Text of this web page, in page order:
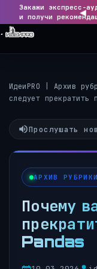
Закажи экспресс-
и получи
ИдеиPRO Архив
следует прекратить
Прослушать
АРХИВ
Почему
Pandas